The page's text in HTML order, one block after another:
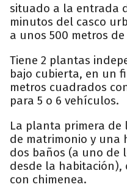
situado a la entrada
minutos del casco
a unos 500 metros
Tiene 2 plantas
bajo cubierta, en un
metros cuadrados
para 5 o 6 vehículos.
La planta primera de
de matrimonio y una
dos baños (a uno de
desde la habitación),
con chimenea.